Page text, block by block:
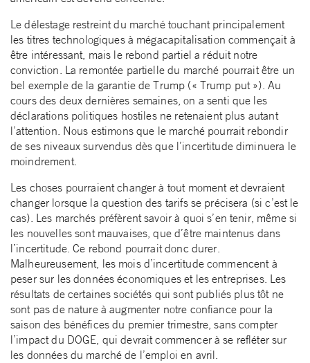
Le délestage restreint du marché touchant principalement
les titres technologiques à mégacapitalisation commençait à
être intéressant, mais le rebond partiel a réduit notre
conviction. La remontée partielle du marché pourrait être un
bel exemple de la garantie de Trump (« Trump put »). Au
cours des deux dernières semaines, on a senti que les
déclarations politiques hostiles ne retenaient plus autant
l’attention. Nous estimons que le marché pourrait rebondir
de ses niveaux survendus dès que l’incertitude diminuera le
moindrement.
Les choses pourraient changer à tout moment et devraient
changer lorsque la question des tarifs se précisera (si c’est le
cas). Les marchés préfèrent savoir à quoi s’en tenir, même si
les nouvelles sont mauvaises, que d’être maintenus dans
l’incertitude. Ce rebond pourrait donc durer.
Malheureusement, les mois d’incertitude commencent à
peser sur les données économiques et les entreprises. Les
résultats de certaines sociétés qui sont publiés plus tôt ne
sont pas de nature à augmenter notre confiance pour la
saison des bénéfices du premier trimestre, sans compter
l’impact du DOGE, qui devrait commencer à se refléter sur
les données du marché de l’emploi en avril.